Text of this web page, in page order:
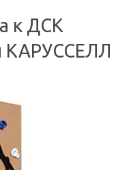
к ДСК
КАРУССЕЛЛ